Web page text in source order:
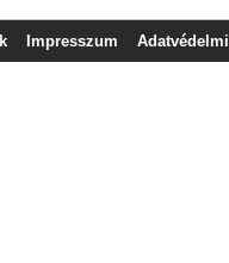
Impresszum